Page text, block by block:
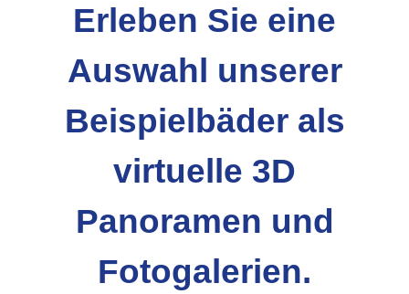
Erleben Sie eine
Auswahl unserer
Beispielbäder als
virtuelle 3D
Panoramen und
Fotogalerien.